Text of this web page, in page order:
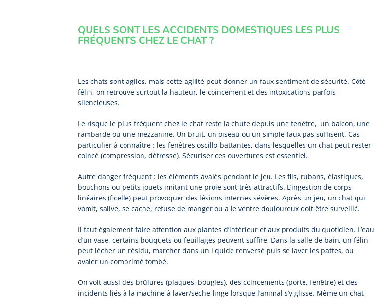
QUELS SONT LES ACCIDENTS DOMESTIQUES LES PLUS
FRÉQUENTS CHEZ LE CHAT ?
Les chats sont agiles, mais cette agilité peut donner un faux sentiment de sécurité. Côté
félin, on retrouve surtout la hauteur, le coincement et des intoxications parfois
silencieuses.
Le risque le plus fréquent chez le chat reste la chute depuis une fenêtre, un balcon, une
rambarde ou une mezzanine. Un bruit, un oiseau ou un simple faux pas suffisent. Cas
particulier à connaître : les fenêtres oscillo‑battantes, dans lesquelles un chat peut rester
coincé (compression, détresse). Sécuriser ces ouvertures est essentiel.
Autre danger fréquent : les éléments avalés pendant le jeu. Les fils, rubans, élastiques,
bouchons ou petits jouets imitant une proie sont très attractifs. L’ingestion de corps
linéaires (ficelle) peut provoquer des lésions internes sévères. Après un jeu, un chat qui
vomit, salive, se cache, refuse de manger ou a le ventre douloureux doit être surveillé.
Il faut également faire attention aux plantes d’intérieur et aux produits du quotidien. L’eau
d’un vase, certains bouquets ou feuillages peuvent suffire. Dans la salle de bain, un félin
peut lécher un résidu, marcher dans un liquide renversé puis se laver les pattes, ou
avaler un comprimé tombé.
On voit aussi des brûlures (plaques, bougies), des coincements (porte, fenêtre) et des
incidents liés à la machine à laver/sèche‑linge lorsque l’animal s’y glisse. Même un chat